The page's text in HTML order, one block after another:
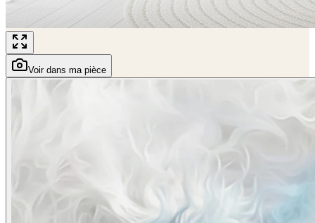
Voir dans ma pièce